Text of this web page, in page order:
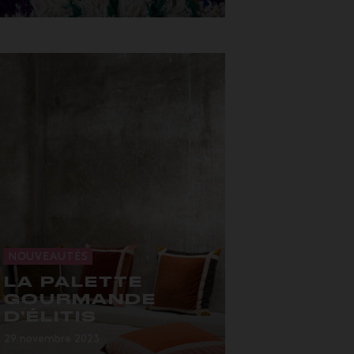
Haut A...
LA PALETTE
GOURMANDE
D’ÉLITIS